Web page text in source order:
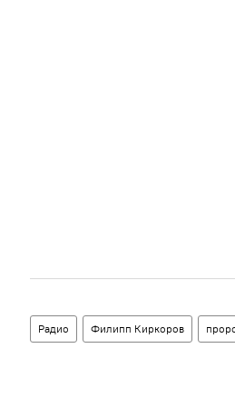
Радио Филипп Киркоров